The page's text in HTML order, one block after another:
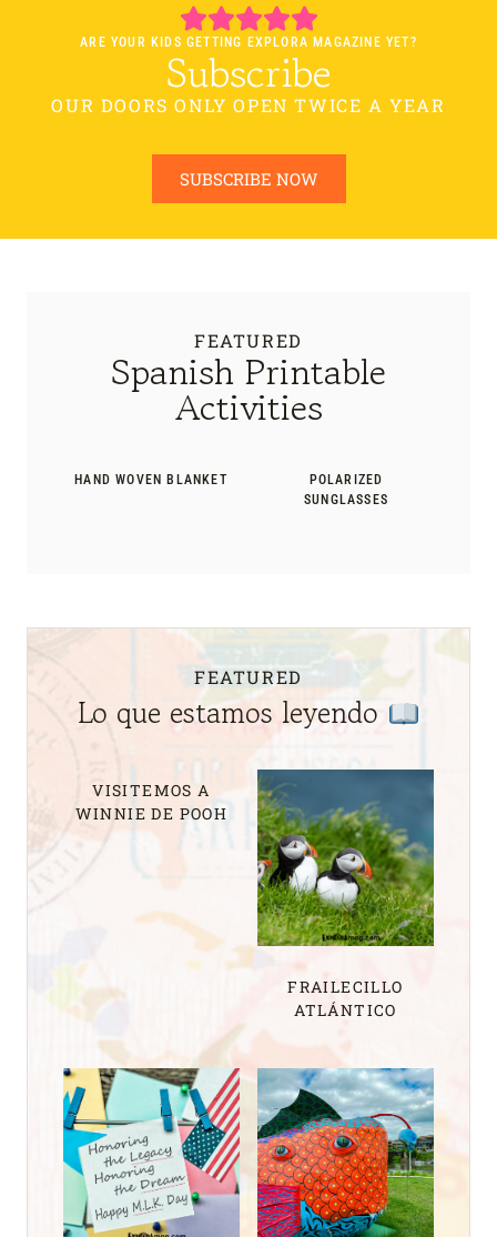
ARE YOUR KIDS GETTING EXPLORA MAGAZINE YET?
Subscribe
OUR DOORS ONLY OPEN TWICE A YEAR
SUBSCRIBE NOW
FEATURED
Spanish Printable
Activities
HAND WOVEN BLANKET
POLARIZED
SUNGLASSES
FEATURED
Lo que estamos leyendo
VISITEMOS A
WINNIE DE POOH
FRAILECILLO
ATLÁNTICO